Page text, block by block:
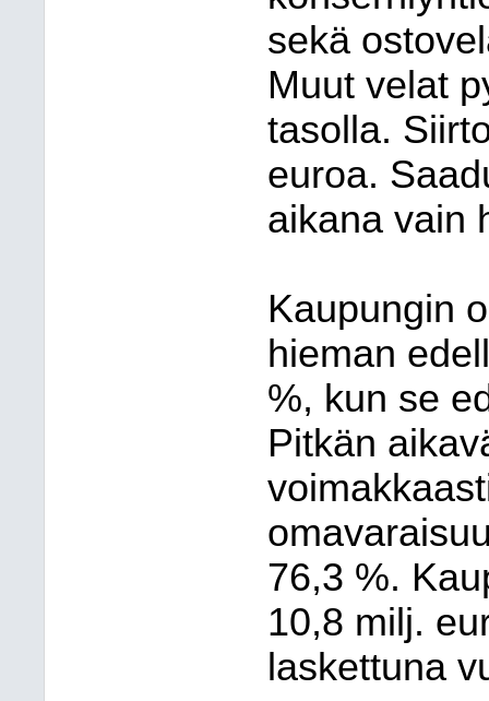
sekä
Muut velat
tasolla.
euroa.
aikana vain
Kaupungin
hieman
%, kun se
Pitkän
76,3 %.
10,8 milj.
laskettuna